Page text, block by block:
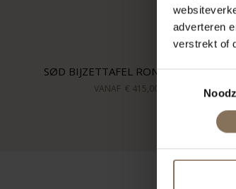
adverteren
verstrekt of
SØD BIJZETTAFEL ROND | EIKEN
VANAF € 415,00